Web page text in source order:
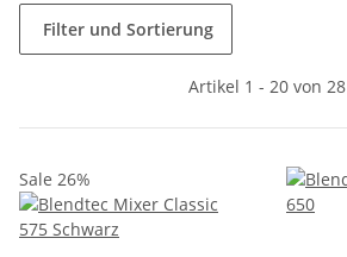
Filter und Sortierung
Artikel 1 - 20 von 28
Sale 26%